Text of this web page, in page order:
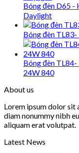
Bóng đèn D65 -
Daylight
Bóng đèn
Bóng đèn TL84-
24W 840
About us
Lorem ipsum dolor sit
diam nonummy nibh
aliquam erat volutpat.
Latest News